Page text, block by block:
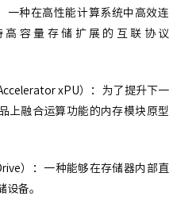
一种在高性能计算系统中高效连
高容量存储扩展的互联协议
xPU）：为了提升下一
上融合运算功能的内存模块原型
）：一种能够在存储器内部直
设备。